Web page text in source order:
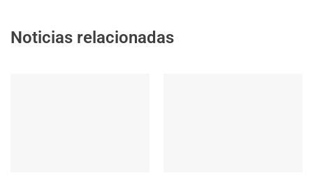
Noticias relacionadas